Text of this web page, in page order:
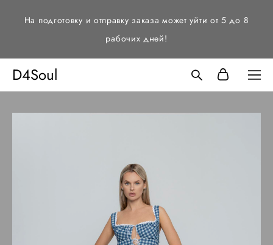
На подготовку и отправку заказа может уйти от 5 до 8
рабочих дней!
D4Soul